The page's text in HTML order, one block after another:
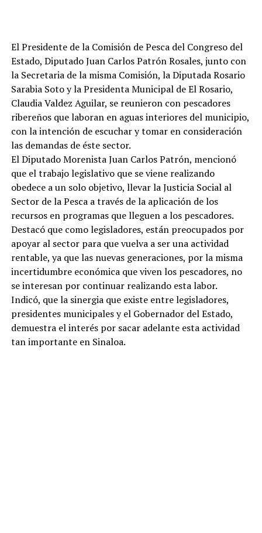
El Presidente de la Comisión de Pesca del Congreso del
Estado, Diputado Juan Carlos Patrón Rosales, junto con
la Secretaria de la misma Comisión, la Diputada Rosario
Sarabia Soto y la Presidenta Municipal de El Rosario,
Claudia Valdez Aguilar, se reunieron con pescadores
ribereños que laboran en aguas interiores del municipio,
con la intención de escuchar y tomar en consideración
las demandas de éste sector.
El Diputado Morenista Juan Carlos Patrón, mencionó
que el trabajo legislativo que se viene realizando
obedece a un solo objetivo, llevar la Justicia Social al
Sector de la Pesca a través de la aplicación de los
recursos en programas que lleguen a los pescadores.
Destacó que como legisladores, están preocupados por
apoyar al sector para que vuelva a ser una actividad
rentable, ya que las nuevas generaciones, por la misma
incertidumbre económica que viven los pescadores, no
se interesan por continuar realizando esta labor.
Indicó, que la sinergia que existe entre legisladores,
presidentes municipales y el Gobernador del Estado,
demuestra el interés por sacar adelante esta actividad
tan importante en Sinaloa.